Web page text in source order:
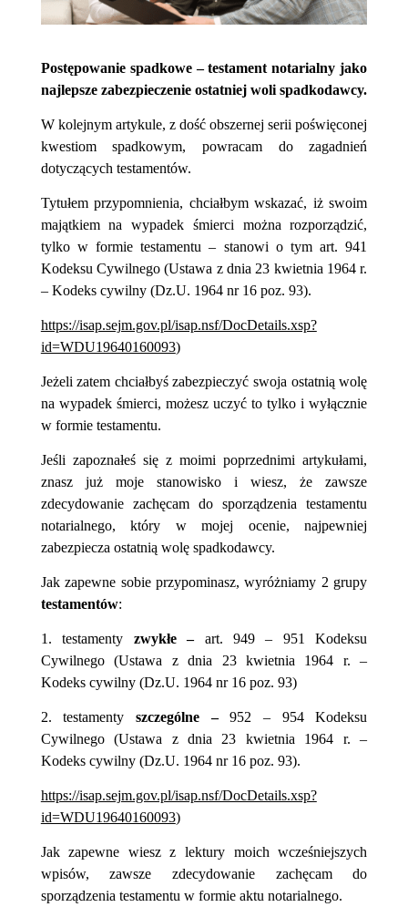
Postępowanie spadkowe – testament notarialny jako
najlepsze zabezpieczenie ostatniej woli spadkodawcy.
W kolejnym artykule, z dość obszernej serii poświęconej
kwestiom spadkowym, powracam do zagadnień
dotyczących testamentów.
Tytułem przypomnienia, chciałbym wskazać, iż swoim
majątkiem na wypadek śmierci można rozporządzić,
tylko w formie testamentu – stanowi o tym art. 941
Kodeksu Cywilnego (Ustawa z dnia 23 kwietnia 1964 r.
– Kodeks cywilny (Dz.U. 1964 nr 16 poz. 93).
https://isap.sejm.gov.pl/isap.nsf/DocDetails.xsp?
id=WDU19640160093)
Jeżeli zatem chciałbyś zabezpieczyć swoja ostatnią wolę
na wypadek śmierci, możesz uczyć to tylko i wyłącznie
w formie testamentu.
Jeśli zapoznałeś się z moimi poprzednimi artykułami,
znasz już moje stanowisko i wiesz, że zawsze
zdecydowanie zachęcam do sporządzenia testamentu
notarialnego, który w mojej ocenie, najpewniej
zabezpiecza ostatnią wolę spadkodawcy.
Jak zapewne sobie przypominasz, wyróżniamy 2 grupy
testamentów:
1. testamenty zwykłe – art. 949 – 951 Kodeksu
Cywilnego(Ustawa z dnia 23 kwietnia 1964 r. –
Kodeks cywilny (Dz.U. 1964 nr 16 poz. 93)
2. testamentyszczególne –952 – 954 Kodeksu
Cywilnego (Ustawa z dnia 23 kwietnia 1964 r. –
Kodeks cywilny (Dz.U. 1964 nr 16 poz. 93).
https://isap.sejm.gov.pl/isap.nsf/DocDetails.xsp?
id=WDU19640160093)
Jak zapewne wiesz z lektury moich wcześniejszych
wpisów, zawsze zdecydowanie zachęcam do
sporządzenia testamentu w formie aktu notarialnego.